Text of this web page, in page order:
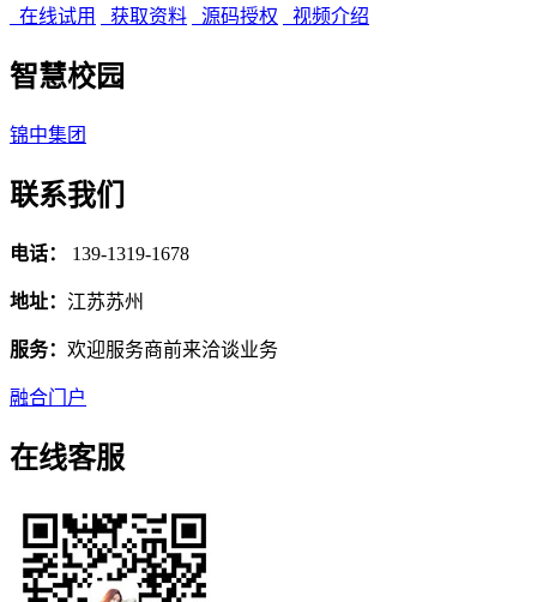
在线试用 获取资料 源码授权 视频介绍
智慧校园
锦中集团
联系我们
电话： 139-1319-1678
地址： 江苏苏州
服务： 欢迎服务商前来洽谈业务
融合门户
在线客服